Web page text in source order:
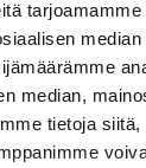
median,
tietoja
palvelut